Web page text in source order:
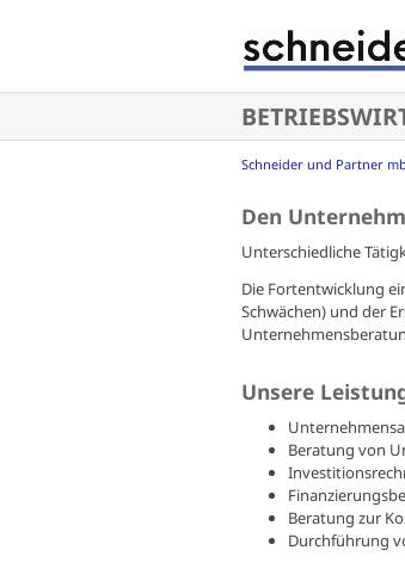
Navigation
überspringen
Schneider und Partner
Den
Unterschiedliche
Die Fortentwicklung
Schwächen) und der
Unsere
Beratung von
Beratung zur
Durchführung